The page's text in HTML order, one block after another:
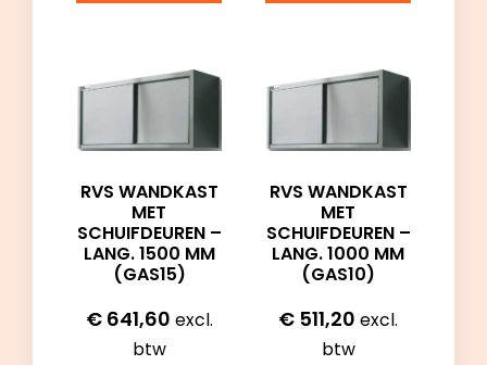
RVS WANDKAST
MET
SCHUIFDEUREN –
LANG. 1500 MM
(GAS15)
€641,60 excl.
btw
RVS WANDKAST
MET
SCHUIFDEUREN –
LANG. 1000 MM
(GAS10)
€ 511,20 excl.
btw